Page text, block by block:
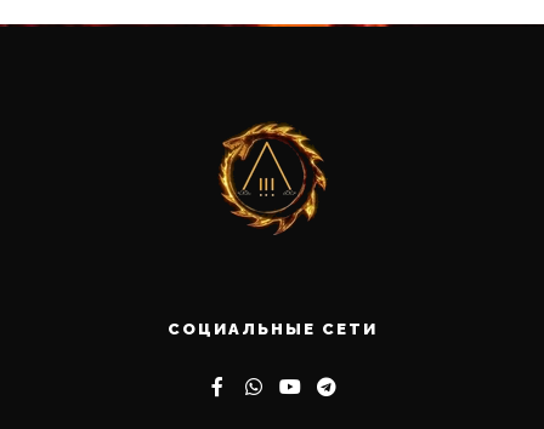
СОЦИАЛЬНЫЕ СЕТИ